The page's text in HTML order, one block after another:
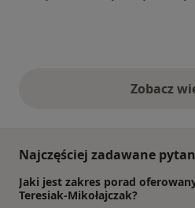
Zobacz
Najczęściej zadawane
Jaki jest zakres porad
Teresiak-Mikołajczak?